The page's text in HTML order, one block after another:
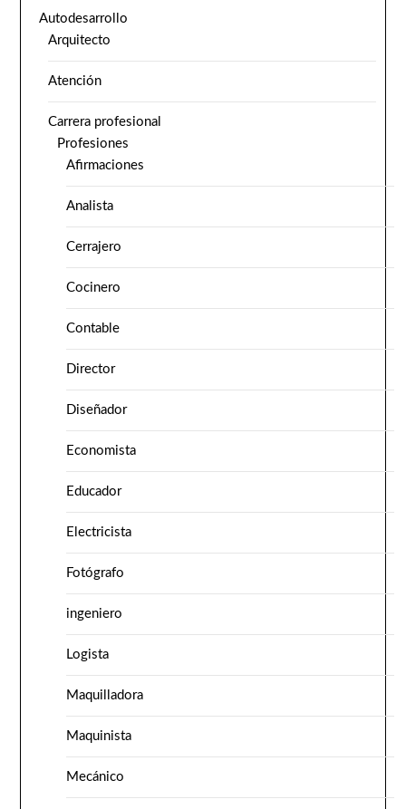
Autodesarrollo
Arquitecto
Atención
Carrera profesional
Profesiones
Afirmaciones
Analista
Cerrajero
Cocinero
Contable
Director
Diseñador
Economista
Educador
Electricista
Fotógrafo
ingeniero
Logista
Maquilladora
Maquinista
Mecánico